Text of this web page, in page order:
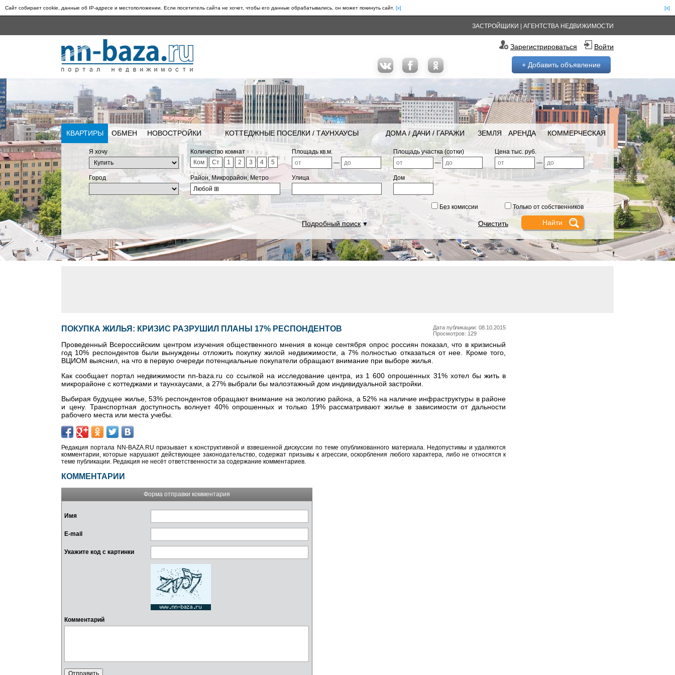
Сайт собирает cookie, данные об IP-адресе и местоположении. Если посетитель сайта не хочет, чтобы его данные обрабатывались, он может покинуть сайт. [x]
[x]
ЗАСТРОЙЩИКИ АГЕНТСТВА НЕДВИЖИМОСТИ
Зарегистрироваться Войти
+ Добавить объявление
КВАРТИРЫ ОБМЕН НОВОСТРОЙКИ КОТТЕДЖНЫЕ ПОСЕЛКИ / ТАУНХАУСЫ ДОМА / ДАЧИ / ГАРАЖИ ЗЕМЛЯ АРЕНДА КОММЕРЧЕСКАЯ
Я хочу
Количество комнат
Ком
Ст 1 2 3 4 5
Площадь кв.м.
—
Площадь участка (сотки)
—
Цена тыс. руб.
—
Город
Район, Микрорайон, Метро
Любой ⊞
Улица Дом
Без комиссии Только от собственников
Подробный поиск▼ Очистить
Дата публикации: 08.10.2015
Просмотров: 129
ПОКУПКА ЖИЛЬЯ: КРИЗИС РАЗРУШИЛ ПЛАНЫ 17% РЕСПОНДЕНТОВ
Проведенный Всероссийским центром изучения общественного мнения в конце сентября опрос россиян показал, что в кризисный
год 10% респондентов были вынуждены отложить покупку жилой недвижимости, а 7% полностью отказаться от нее. Кроме того,
ВЦИОМ выяснил, на что в первую очереди потенциальные покупатели обращают внимание при выборе жилья.
Как сообщает портал недвижимости nn-baza.ru со ссылкой на исследование центра, из 1 600 опрошенных 31% хотел бы жить в
микрорайоне с коттеджами и таунхаусами, а 27% выбрали бы малоэтажный дом индивидуальной застройки.
Выбирая будущее жилье, 53% респондентов обращают внимание на экологию района, а 52% на наличие инфраструктуры в районе
и цену. Транспортная доступность волнует 40% опрошенных и только 19% рассматривают жилье в зависимости от дальности
рабочего места или места учебы.
Редакция портала NN-BAZA.RU призывает к конструктивной и взвешенной дискуссии по теме опубликованного материала. Недопустимы и удаляются
комментарии, которые нарушают действующее законодательство, содержат призывы к агрессии, оскорбления любого характера, либо не относятся к
теме публикации. Редакция не несёт ответственности за содержание комментариев.
КОММЕНТАРИИ
Форма отправки комментария
Имя
E-mail
Укажите код с картинки
Комментарий